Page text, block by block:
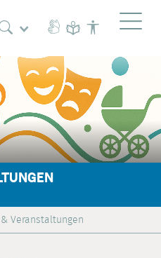
Veranstaltungen